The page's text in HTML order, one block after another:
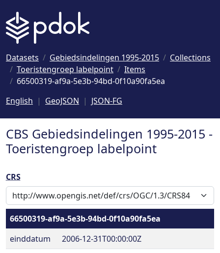
Datasets Gebiedsindelingen 1995-2015
Collections
Toeristengroep labelpoint
Items
66500319-af9a-5e3b-94bd-0f10a90fa5ea
English
GeoJSON JSON-FG
CBS Gebiedsindelingen 1995-2015 -
Toeristengroep labelpoint
CRS
66500319-af9a-5e3b-94bd-0f10a90fa5ea
einddatum
2006-12-31T00:00:00Z